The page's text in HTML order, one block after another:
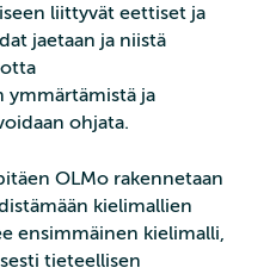
liittyvät eettiset ja
jaetaan ja niistä
ymmärtämistä ja
ohjata.
OLMo rakennetaan
kielimallien
ensimmäinen kielimalli,
tieteellisen